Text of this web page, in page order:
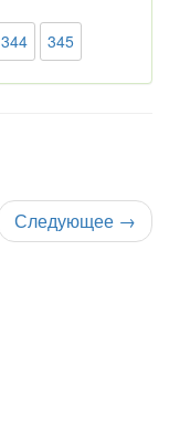
344 345
Следующее →